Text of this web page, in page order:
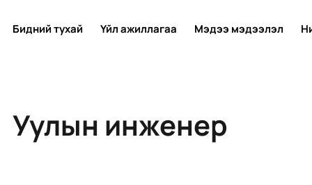
Бидний тухай Үйл ажиллагаа Мэдээ мэдээлэл
Уулын инженер